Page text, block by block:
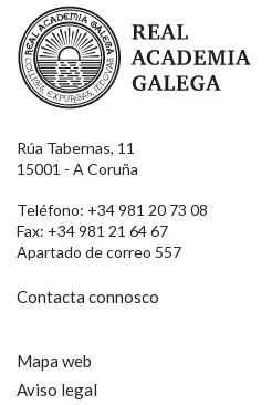
Real Academia Galega
Rúa Tabernas, 11
15001 - A Coruña
Teléfono: +34 981 20 73 08
Fax: +34 981 21 64 67
Apartado de correo 557
Contacta connosco
Mapa web
Aviso legal